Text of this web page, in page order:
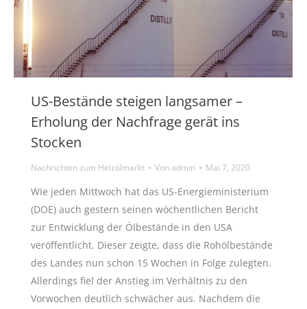
US-Bestände steigen langsamer –
Erholung der Nachfrage gerät ins
Stocken
Nachrichten zum Heizölmarkt Vonadmin Mai 7, 2020
Wie jeden Mittwoch hat das US-Energieministerium
(DOE) auch gestern seinen wöchentlichen Bericht
zur Entwicklung der Ölbestände in den USA
veröffentlicht. Dieser zeigte, dass die Rohölbestände
des Landes nun schon 15 Wochen in Folge zulegten.
Allerdings fiel der Anstieg im Verhältnis zu den
Vorwochen deutlich schwächer aus. Nachdem die